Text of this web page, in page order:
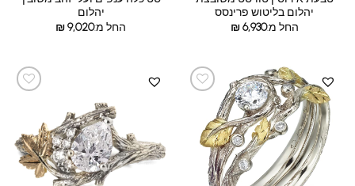
יהלום בליטוש פרינסס
החל מ:
₪6,930
יהלום
החל מ:
₪9,020